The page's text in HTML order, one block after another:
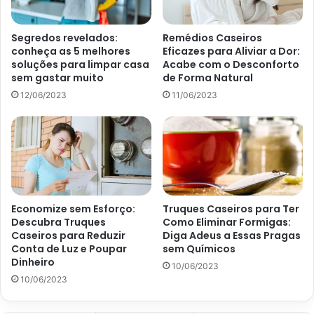
cascas de molho na água por, no mínimo, 12 horas. Em
seguida, utilize a água na rega das plantas.
Cuide do seu jardim como um especialista: Conheça os truques
caseiros que farão suas plantas brilharem – Canva
Segredos revelados:
conheça as 5 melhores
soluções para limpar casa
sem gastar muito
12/06/2023
Remédios Caseiros
Eficazes para Aliviar a Dor:
Acabe com o Desconforto
de Forma Natural
11/06/2023
Economize sem Esforço:
Descubra Truques
Caseiros para Reduzir
Conta de Luz e Poupar
Dinheiro
10/06/2023
Truques Caseiros para Ter
Como Eliminar Formigas:
Diga Adeus a Essas Pragas
sem Químicos
10/06/2023